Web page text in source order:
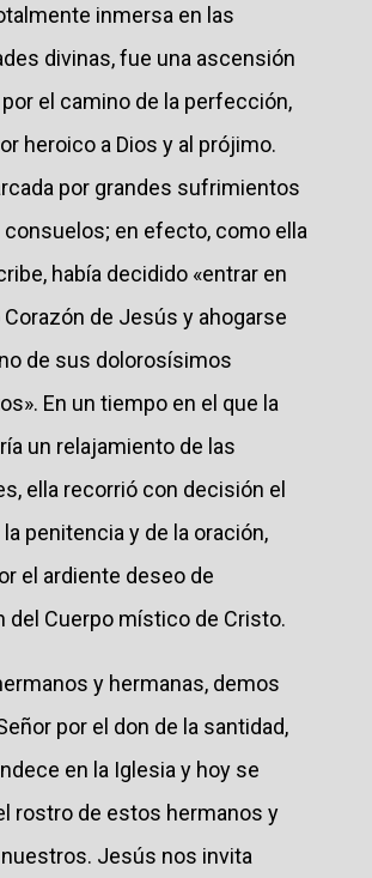
inmersa en las
divinas, fue una ascensión
el camino de la perfección,
heroico a Dios y al prójimo.
por grandes sufrimientos
en efecto, como ella
había decidido «entrar en
Corazón de Jesús y ahogarse
de sus dolorosísimos
En un tiempo en el que la
un relajamiento de las
ella recorrió con decisión el
penitencia y de la oración,
el ardiente deseo de
del Cuerpo místico de Cristo.
y hermanas, demos
por el don de la santidad,
en la Iglesia y hoy se
rostro de estos hermanos y
Jesús nos invita